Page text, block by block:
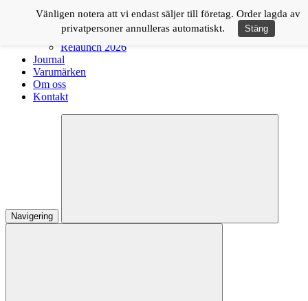
Logga in
Relaunch 2026
Journal
Varumärken
Om oss
Kontakt
Navigering
Vänligen notera att vi endast säljer till företag. Order lagda av
privatpersoner annulleras automatiskt.
Stäng